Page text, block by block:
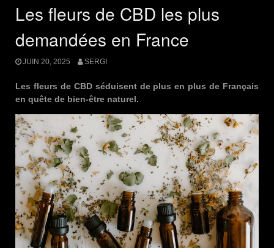
Abu
Les fleurs de CBD les plus
demandées en France
JUIN 20, 2025 SERGI
Les fleurs de CBD séduisent de plus en plus de Français
en quête de bien-être naturel.